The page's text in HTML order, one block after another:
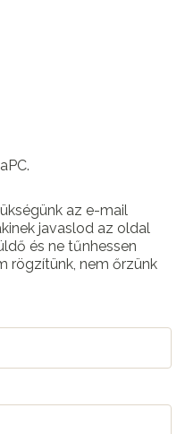
az e-mail
javaslod az oldal
és ne tűnhessen
rögzítünk, nem őrzünk